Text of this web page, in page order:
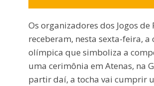
Os organizadores dos Jogos de
receberam, nesta sexta-feira, a
olímpica que simboliza a
uma cerimônia em Atenas, na
partir daí, a tocha vai cumprir